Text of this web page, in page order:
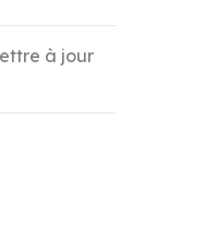
à jour